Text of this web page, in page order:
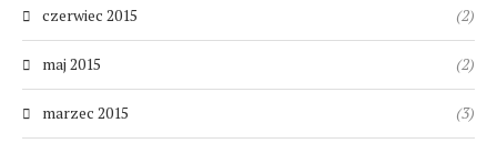
czerwiec 2015 (2)
maj 2015 (2)
marzec 2015 (3)